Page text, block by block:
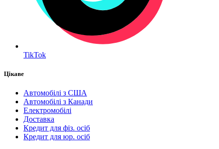
TikTok
Цікаве
Автомобілі з США
Автомобілі з Канади
Електромобілі
Доставка
Кредит для фіз. осіб
Кредит для юр. осіб